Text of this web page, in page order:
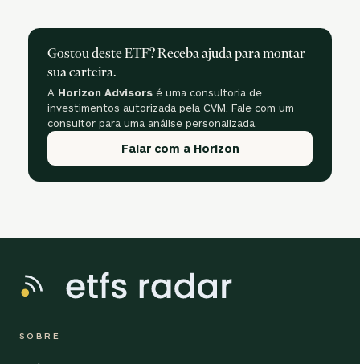
Gostou deste ETF? Receba ajuda para montar
sua carteira.
A Horizon Advisors é uma consultoria de
investimentos autorizada pela CVM. Fale com um
consultor para uma análise personalizada.
Falar com a Horizon
SOBRE